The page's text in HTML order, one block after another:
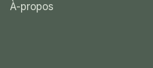
À-propos